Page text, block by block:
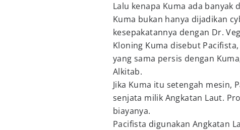
Lalu kenapa Kuma ada banyak
Kuma bukan hanya dijadikan
kesepakatannya dengan Dr.
Kloning Kuma disebut
yang sama persis dengan
Alkitab.
Jika Kuma itu setengah mesin,
senjata milik Angkatan Laut.
biayanya.
Pacifista digunakan Angkatan